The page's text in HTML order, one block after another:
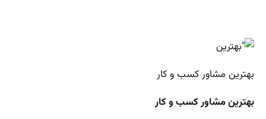
بهترین مشاور کسب و کار
بهترین مشاور کسب و کار